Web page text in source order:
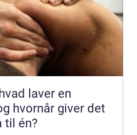
laver en
hvornår giver det
til én?